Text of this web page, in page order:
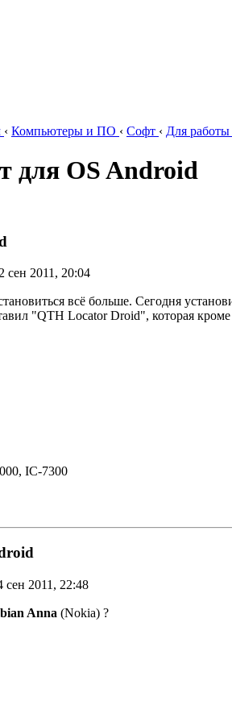
‹ Компьютеры и ПО ‹ Софт ‹ Для
для OS Android
сен 2011, 20:04
всё больше. Сегодня
"QTH Locator Droid", которая
IC-7300
сен 2011, 22:48
Anna (Nokia) ?